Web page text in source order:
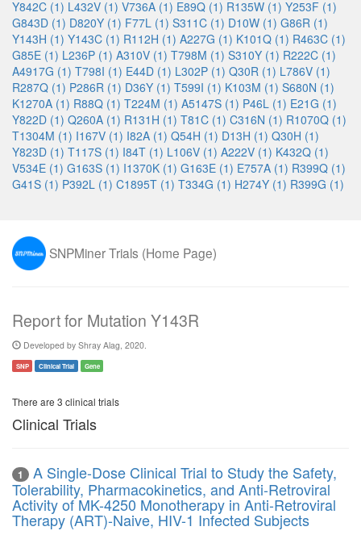
Y842C (1) L432V (1) V736A (1) E89Q (1) R135W (1) Y253F (1)
G843D (1) D820Y (1) F77L (1) S311C (1) D10W (1) G86R (1)
Y143H (1) Y143C (1) R112H (1) A227G (1) K101Q (1) R463C (1)
G85E (1) L236P (1) A310V (1) T798M (1) S310Y (1) R222C (1)
A4917G (1) T798I (1) E44D (1) L302P (1) Q30R (1) L786V (1)
R287Q (1) P286R (1) D36Y (1) T599I (1) K103M (1) S680N (1)
K1270A (1) R88Q (1) T224M (1) A5147S (1) P46L (1) E21G (1)
Y822D (1) Q260A (1) R131H (1) T81C (1) C316N (1) R1070Q (1)
T1304M (1) I167V (1) I82A (1) Q54H (1) D13H (1) Q30H (1)
Y823D (1) T117S (1) I84T (1) L106V (1) A222V (1) K432Q (1)
V534E (1) G163S (1) I1370K (1) G163E (1) E757A (1) R399Q (1)
G41S (1) P392L (1) C1895T (1) T334G (1) H274Y (1) R399G (1)
SNPMiner Trials (Home Page)
Report for Mutation Y143R
Developed by Shray Alag, 2020.
SNP Clinical Trial Gene
There are 3 clinical trials
Clinical Trials
1
A Single-Dose Clinical Trial to Study the Safety,
Tolerability, Pharmacokinetics, and Anti-Retroviral
Activity of MK-4250 Monotherapy in Anti-Retroviral
Therapy (ART)-Naive, HIV-1 Infected Subjects